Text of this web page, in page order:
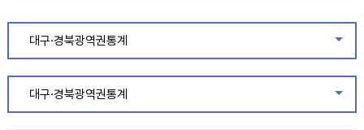
대구·경북광역권통계
대구·경북광역권통계